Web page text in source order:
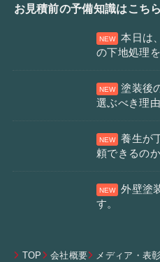
お見積前の予備知識はこち
本日は
の下地処理
塗装後
選ぶべき理由
養生が
頼できるのか
外壁塗
す。
TOP 会社概要 メディア・表